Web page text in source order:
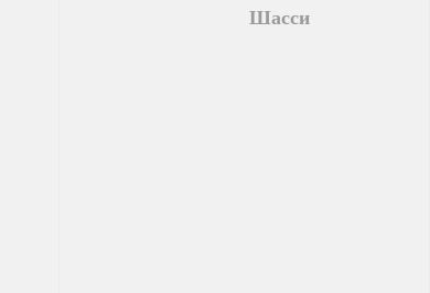
Шасси